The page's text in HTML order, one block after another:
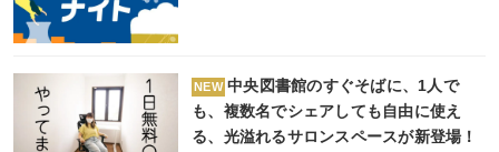
NEW 中央図書館のすぐそばに、1人で
も、複数名でシェアしても自由に使え
る、光溢れるサロンスペースが新登場！